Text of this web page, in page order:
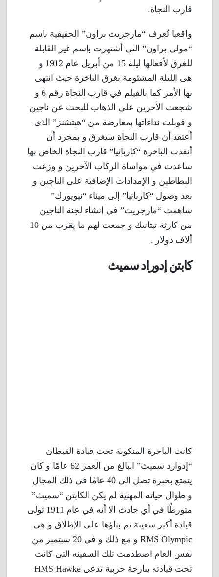
قارب النجاة.
واقعيا تُعرف “مارجريت براون” الحقيقية باسم
“مولي براون” التى أشتهرت بإسم غير القابلة
للغرق لأفعالها ليلة 15 من أبريل عام 1912 و
هى الليلة المشئومة بغرق الباخرة حيث انتهى
بها الأمر كما بالفيلم في قارب النجاة رقم 6 و
شجعت الأخرين على الذهاب للبحث عن ناجين
و قوبلت نداءاتها بمعارضة من “هيتشنز” الذى
أعتقد أن قارب النجاة سيغرق و بمجرد أن
أنقذت الباخرة “كارباثيا” قارب النجاة الخاص بها
ساعدت في مواساة الركاب الآخرين و وزعت
البطاطين و الإمدادات الإضافية على الناجين و
بعد وصول “كارباثيا” إلى ميناء “نيويورك”
ساهمت “مارجريت” في إنشاء لجنة الناجين
من كارثة تيتانيك و جمعت لهم ما يقرب من 10
ألاف دولار .
كابتن إدوراد سميث
كانت الباخرة المنكوبة تحت قيادة القبطان
“إدوارد سميث” البالغ من العمر 62 عامًا و كان
يتمتع بخبرة تصل الى 40 عامًا فى ذلك المجال
و طوال حياته المهنية لم يكن الكابتن “سميث”
متورطًا في أي حادث الا أنه في عام 1911 تولى
قيادة أكبر سفينة تم بناؤها على الإطلاق و هي
RMS Olympic و مع ذلك و في 20 سبتمبر من
نفس العام اصطدمت تلك السفينه التى كانت
تحت قيادته ببارجة حربية تدعى HMS Hawke